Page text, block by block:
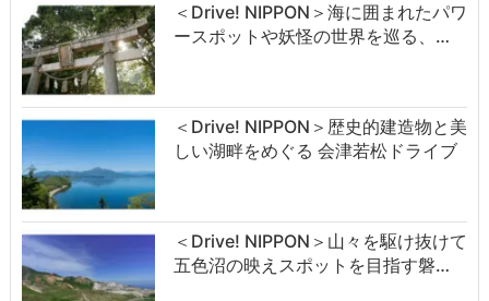
＜Drive! NIPPON＞海に囲まれたパワ
ースポットや妖怪の世界を巡る、…
＜Drive! NIPPON＞歴史的建造物と美
しい湖畔をめぐる 会津若松ドライブ
＜Drive! NIPPON＞山々を駆け抜けて
五色沼の映えスポットを目指す磐…